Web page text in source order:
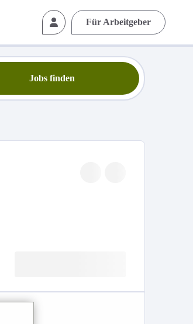
Für Arbeitgeber
Jobs finden